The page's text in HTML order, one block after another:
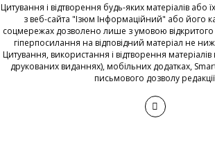
Цитування і відтворення будь-яких матеріалів або
з веб-сайта "Ізюм Інформаційний" або його
соцмережах дозволено лише з умовою
гіперпосилання на відповідний матеріал не
Цитування, використання і відтворення
друкованих виданнях), мобільних додатках,
письмового дозволу